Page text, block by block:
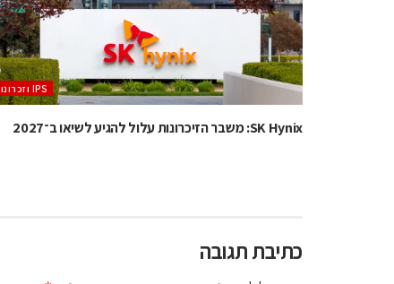
SK Hynix: משבר הזיכרונות עלול להגיע לשיאו ב־2027
כתיבת תגובה